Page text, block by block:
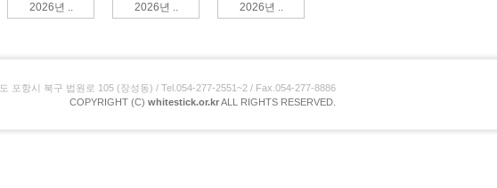
2026년 .. 2026년 .. 2026년 ..
포항시 북구 법원로 105 (장성동) / Tel.054-277-2551~2 / Fax.054-277-8886
COPYRIGHT (C) whitestick.or.krALL RIGHTS RESERVED.